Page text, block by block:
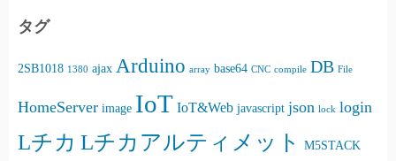
タグ
2SB1018 1380 ajax Arduino array base64 CNC compile DB File
HomeServer image IoT IoT&Web javascript json lock login
Lチカ Lチカアルティメット M5STACK